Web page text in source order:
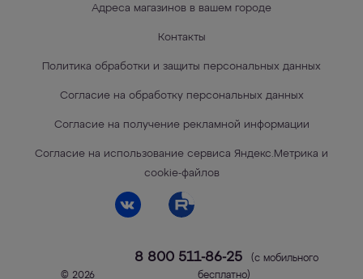
Адреса магазинов в вашем городе
Контакты
Политика обработки и защиты персональных данных
Согласие на обработку персональных данных
Согласие на получение рекламной информации
Согласие на использование сервиса Яндекс.Метрика и
cookie-файлов
© 2026
8 800 511-86-25
(с мобильного
бесплатно)